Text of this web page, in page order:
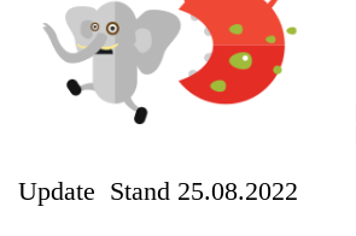
Update Stand 25.08.2022